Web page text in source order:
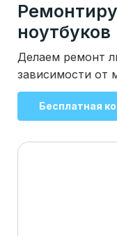
ноутбуков
Делаем ремонт
зависимости от
Бесплатная